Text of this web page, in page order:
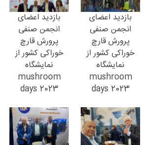
بازدید اعضای
انجمن صنفی
پرورش قارچ
خوراکی کشور از
نمایشگاه
mushroom
days 2023
بازدید اعضای
انجمن صنفی
پرورش قارچ
خوراکی کشور از
نمایشگاه
mushroom
days 2023